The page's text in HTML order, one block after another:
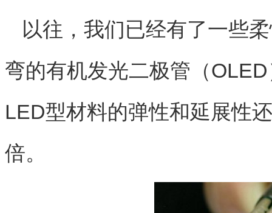
以往，我们已经有了一些
弯的有机发光二极管（
LED型材料的弹性和延展性
倍。